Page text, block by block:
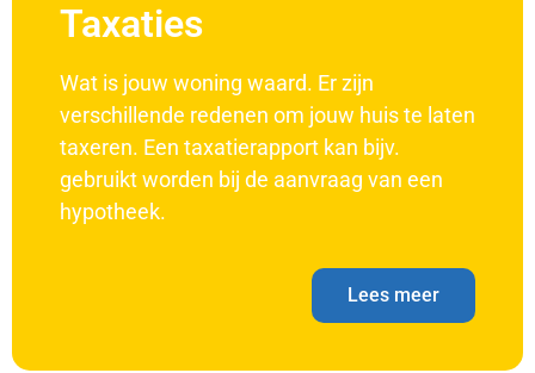
Taxaties
Wat is jouw woning waard. Er zijn
verschillende redenen om jouw huis te laten
taxeren. Een taxatierapport kan bijv.
gebruikt worden bij de aanvraag van een
hypotheek.
Lees meer